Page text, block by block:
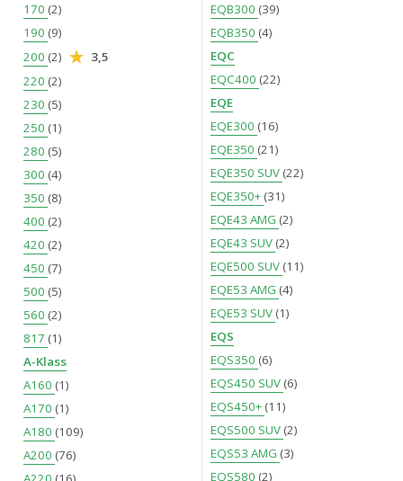
170 (2)
190 (9)
200 (2)
3,5
220 (2)
230 (5)
250 (1)
280 (5)
300 (4)
350 (8)
400 (2)
420 (2)
450 (7)
500 (5)
560 (2)
817 (1)
A-Klass
A160 (1)
A170 (1)
A180 (109)
A200 (76)
EQB300 (39)
EQB350 (4)
EQC
EQC400 (22)
EQE
EQE300 (16)
EQE350 (21)
EQE350 SUV (22)
EQE350+ (31)
EQE43 AMG (2)
EQE43 SUV (2)
EQE500 SUV (11)
EQE53 AMG (4)
EQE53 SUV (1)
EQS
EQS350 (6)
EQS450 SUV (6)
EQS450+ (11)
EQS500 SUV (2)
EQS53 AMG (3)
EQS580 (2)